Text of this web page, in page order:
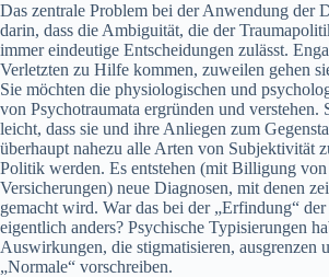
Das zentrale Problem bei der Anwendung der
darin, dass die Ambiguität, die der
immer eindeutige Entscheidungen zulässt.
Verletzten zu Hilfe kommen, zuweilen gehen
Sie möchten die physiologischen und
von Psychotraumata ergründen und verstehen.
leicht, dass sie und ihre Anliegen zum
überhaupt nahezu alle Arten von Subjektivität
Politik werden. Es entstehen (mit Billigung
Versicherungen) neue Diagnosen, mit denen
gemacht wird. War das bei der „Erfindung“
eigentlich anders? Psychische Typisierungen
Auswirkungen, die stigmatisieren, ausgrenzen
„Normale“ vorschreiben.